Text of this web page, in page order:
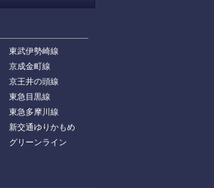
東武伊勢崎線
京成金町線
京王井の頭線
東急目黒線
東急多摩川線
新交通ゆりかもめ
グリーンライン